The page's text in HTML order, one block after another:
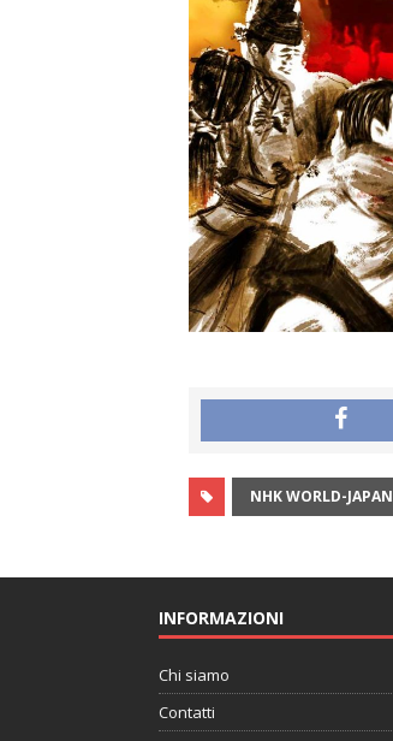
NHK WORLD-JAPAN
INFORMAZIONI
Chi siamo
Contatti